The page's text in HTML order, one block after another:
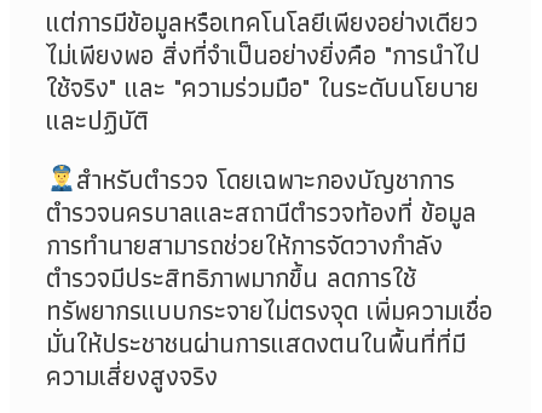
แต่การมีข้อมูลหรือเทคโนโลยีเพียงอย่างเดียว
ไม่เพียงพอ สิ่งที่จำเป็นอย่างยิ่งคือ "การนำไป
ใช้จริง" และ "ความร่วมมือ" ในระดับนโยบาย
และปฏิบัติ
สำหรับตำรวจ โดยเฉพาะกองบัญชาการ
ตำรวจนครบาลและสถานีตำรวจท้องที่ ข้อมูล
การทำนายสามารถช่วยให้การจัดวางกำลัง
ตำรวจมีประสิทธิภาพมากขึ้น ลดการใช้
ทรัพยากรแบบกระจายไม่ตรงจุด เพิ่มความเชื่อ
มั่นให้ประชาชนผ่านการแสดงตนในพื้นที่ที่มี
ความเสี่ยงสูงจริง